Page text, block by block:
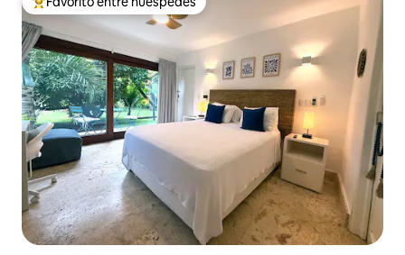
Favorito entre huéspedes preferido